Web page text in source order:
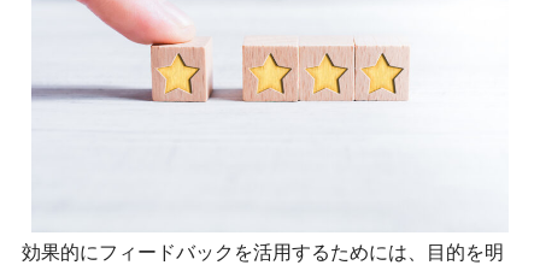
効果的にフィードバックを活用するためには、目的を明